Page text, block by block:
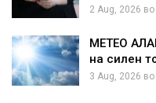
2 Aug, 2026
МЕТЕО
на силен
3 Aug, 2026